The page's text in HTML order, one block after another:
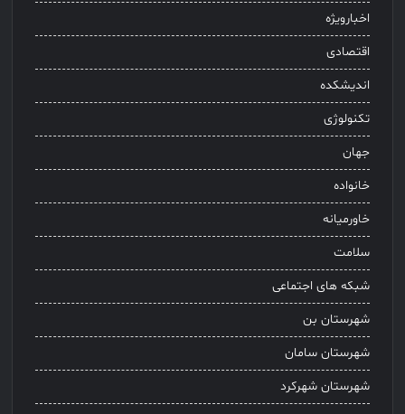
اخبارویژه
اقتصادی
اندیشکده
تکنولوژی
جهان
خانواده
خاورمیانه
سلامت
شبکه های اجتماعی
شهرستان بن
شهرستان سامان
شهرستان شهرکرد